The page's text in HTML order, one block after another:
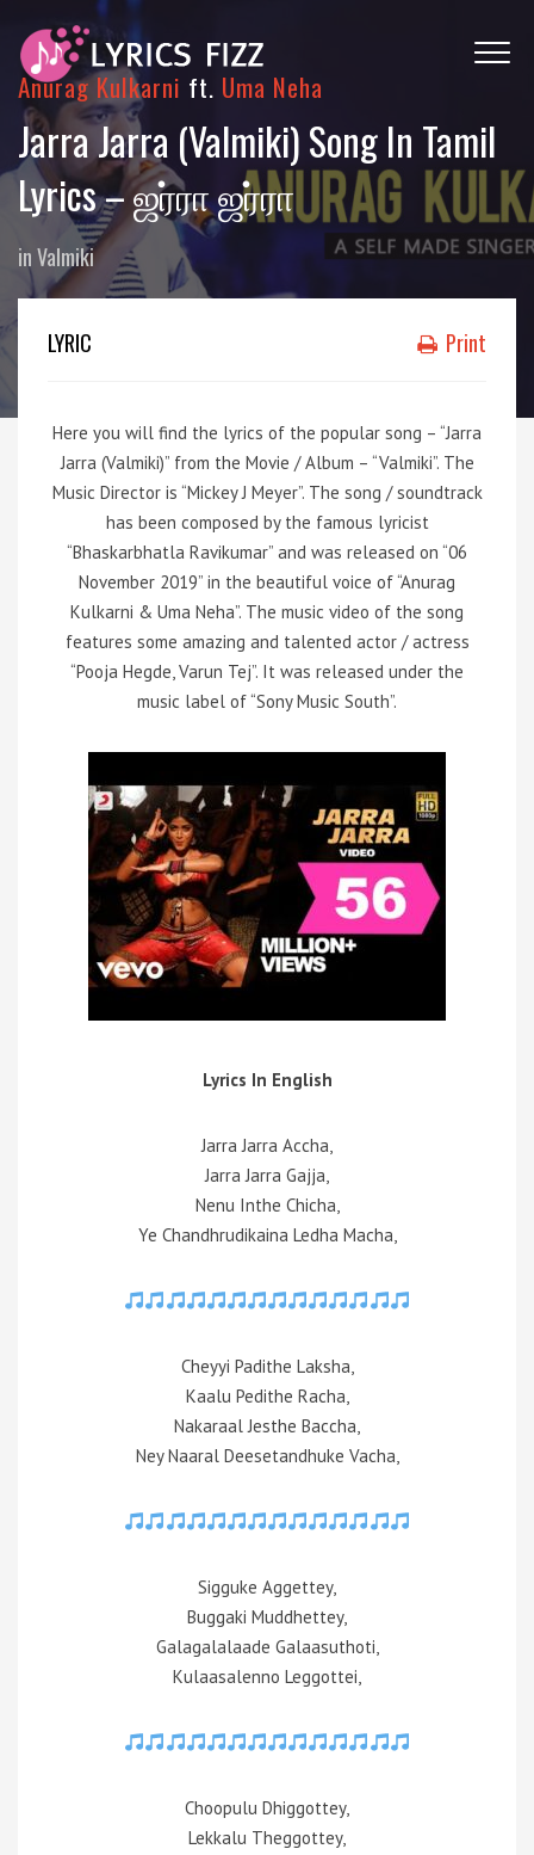
Anurag Kulkarni ft. Uma Neha
Jarra Jarra (Valmiki) Song In Tamil
Lyrics – ஜர்ரா ஜர்ரா
inValmiki
LYRIC Print
Here you will find the lyrics of the popular song – “Jarra
Jarra (Valmiki)” from the Movie / Album – “Valmiki”. The
Music Director is “Mickey J Meyer”. The song / soundtrack
has been composed by the famous lyricist
“Bhaskarbhatla Ravikumar” and was released on “06
November 2019” in the beautiful voice of “Anurag
Kulkarni & Uma Neha”. The music video of the song
features some amazing and talented actor / actress
“Pooja Hegde, Varun Tej”. It was released under the
music label of “Sony Music South”.
Lyrics In English
Jarra Jarra Accha,
Jarra Jarra Gajja,
Nenu Inthe Chicha,
Ye Chandhrudikaina Ledha Macha,
Cheyyi Padithe Laksha,
Kaalu Pedithe Racha,
Nakaraal Jesthe Baccha,
Ney Naaral Deesetandhuke Vacha,
Sigguke Aggettey,
Buggaki Muddhettey,
Galagalalaade Galaasuthoti,
Kulaasalenno Leggottei,
Choopulu Dhiggottey,
Lekkalu Theggottey,